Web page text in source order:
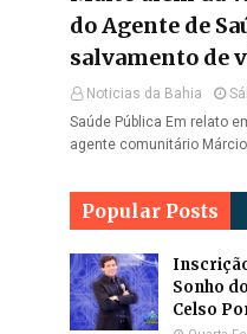
do Agente de
salvamento de
Noticias da Bahia
Saúde Pública Em relato
agente comunitário
Popular Posts
Sonho
Celso